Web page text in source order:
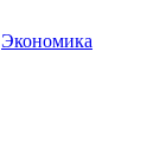
Экономика